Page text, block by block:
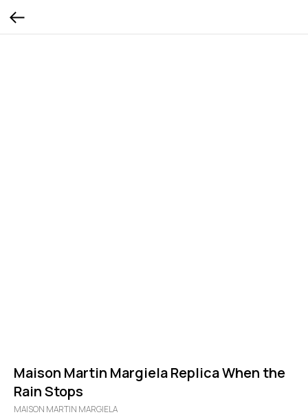
Maison Martin Margiela Replica When the
Rain Stops
MAISON MARTIN MARGIELA